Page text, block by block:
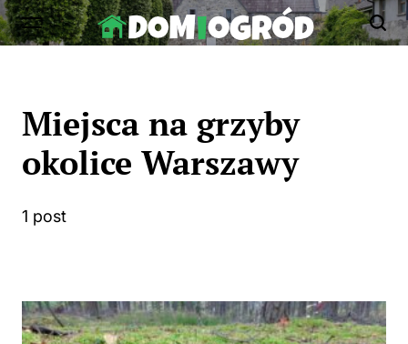
Skip
to
Miejsca na grzyby
okolice Warszawy
1 post